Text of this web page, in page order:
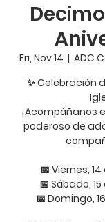
Fri, Nov 14
  |
ADC
✨ Celebración
¡Acompáñanos
poderoso de
📅 Viernes,
📅 Sábado,
📅 Domingo,